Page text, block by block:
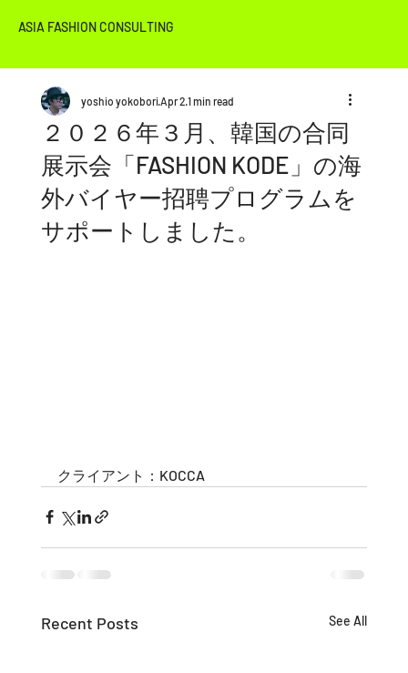
ASIA FASHION CONSULTING
２０２６年３月、韓国の合同
展示会「FASHION KODE」の​海
外バイヤー招聘プログラムを
サポートしました。
yoshio yokoboriApr 21 min read
クライアント：KOCCA
Recent Posts See All